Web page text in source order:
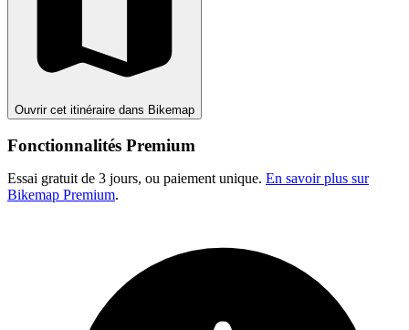
Ouvrir cet itinéraire dans Bikemap
Fonctionnalités Premium
Essai gratuit de 3 jours, ou paiement unique. En savoir plus sur
Bikemap Premium.